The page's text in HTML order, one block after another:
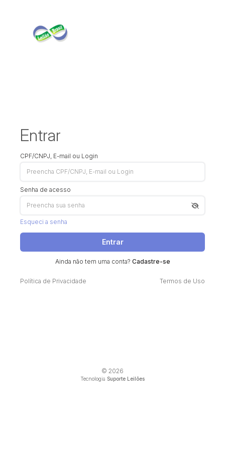
Entrar
CPF/CNPJ, E-mail ou Login
Senha de acesso
Esqueci a senha
Entrar
Ainda não tem uma conta? Cadastre-se
Política de Privacidade Termos de Uso
© 2026
Tecnologia Suporte Leilões